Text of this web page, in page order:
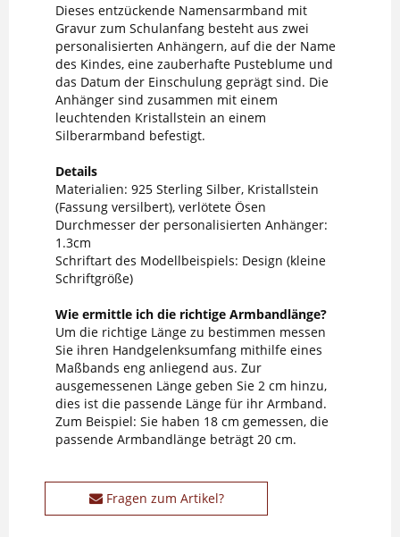
Dieses entzückende Namensarmband mit
Gravur zum Schulanfang besteht aus zwei
personalisierten Anhängern, auf die der Name
des Kindes, eine zauberhafte Pusteblume und
das Datum der Einschulung geprägt sind. Die
Anhänger sind zusammen mit einem
leuchtenden Kristallstein an einem
Silberarmband befestigt.
Details
Materialien: 925 Sterling Silber, Kristallstein
(Fassung versilbert), verlötete Ösen
Durchmesser der personalisierten Anhänger:
1.3cm
Schriftart des Modellbeispiels: Design (kleine
Schriftgröße)
Wie ermittle ich die richtige Armbandlänge?
Um die richtige Länge zu bestimmen messen
Sie ihren Handgelenksumfang mithilfe eines
Maßbands eng anliegend aus. Zur
ausgemessenen Länge geben Sie 2 cm hinzu,
dies ist die passende Länge für ihr Armband.
Zum Beispiel: Sie haben 18 cm gemessen, die
passende Armbandlänge beträgt 20 cm.
Fragen zum Artikel?